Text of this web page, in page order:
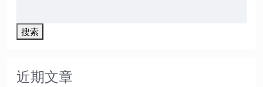
搜索
近期文章